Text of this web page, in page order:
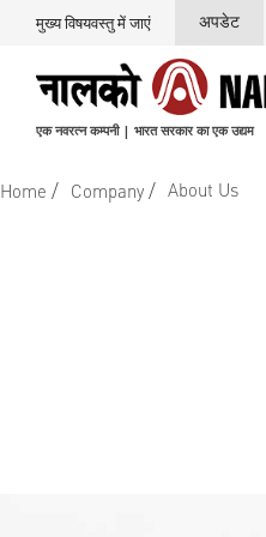
मुख्य विषयवस्तु में जाएं अपडेट
एक नवरत्न कम्पनी | भारत सरकार का एक उद्यम
Home / Company / About Us